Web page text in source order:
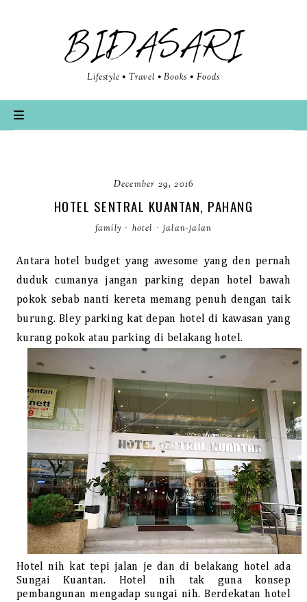
BIDASARI
Lifestyle • Travel • Books • Foods
December 29, 2016
HOTEL SENTRAL KUANTAN, PAHANG
family · hotel · jalan-jalan
Antara hotel budget yang awesome yang den pernah
duduk cumanya jangan parking depan hotel bawah
pokok sebab nanti kereta memang penuh dengan taik
burung. Bley parking kat depan hotel di kawasan yang
kurang pokok atau parking di belakang hotel.
Hotel nih kat tepi jalan je dan di belakang hotel ada
Sungai Kuantan. Hotel nih tak guna konsep
pembangunan mengadap sungai nih. Berdekatan hotel